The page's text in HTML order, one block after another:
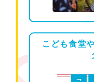
こども食堂や